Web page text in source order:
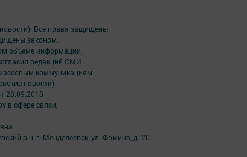
Все права защищены.
законом.
объеме информации,
редакций СМИ.
коммуникациям.
новости)
28.09.2018
в сфере связи,
р-н, г. Менделеевск, ул. Фомина, д. 20